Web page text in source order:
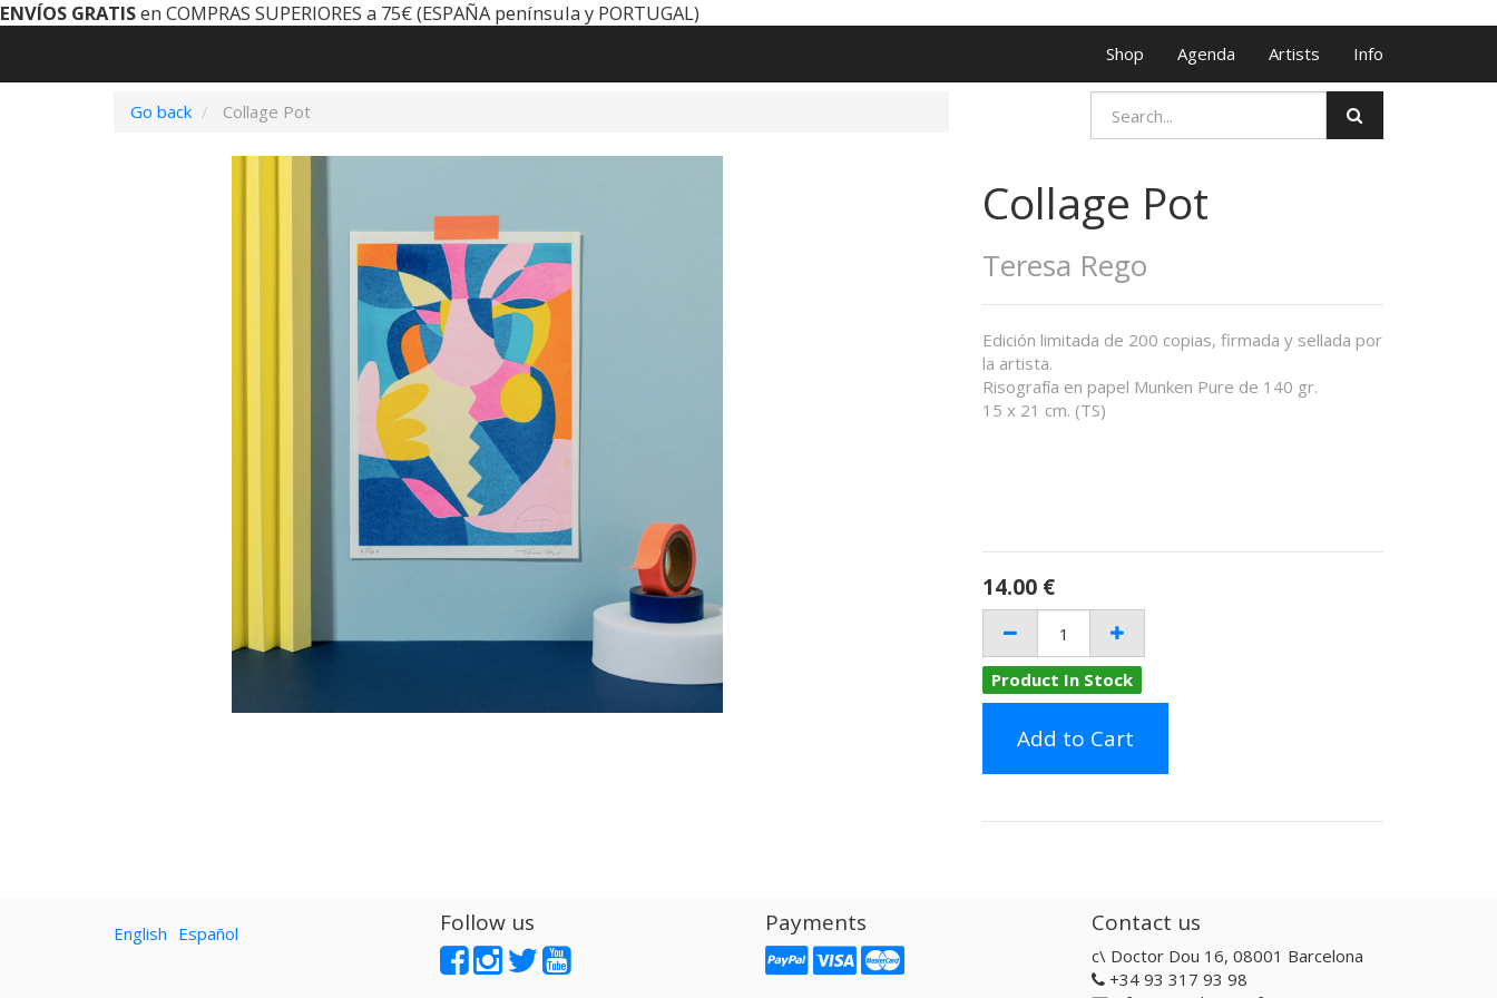
ENVÍOS GRATISen COMPRAS SUPERIORES a 75€ (ESPAÑA península y PORTUGAL)
Shop Agenda Artists Info
Go back Collage Pot
Collage Pot
Teresa Rego
Edición limitada de 200 copias, firmada y sellada por
la artista.
Risografía en papel Munken Pure de 140 gr.
15 x 21 cm. (TS)
14.00 €
Product In Stock
Add to Cart
English Español Follow us Payments Contact us
c\ Doctor Dou 16, 08001 Barcelona
+34 93 317 93 98